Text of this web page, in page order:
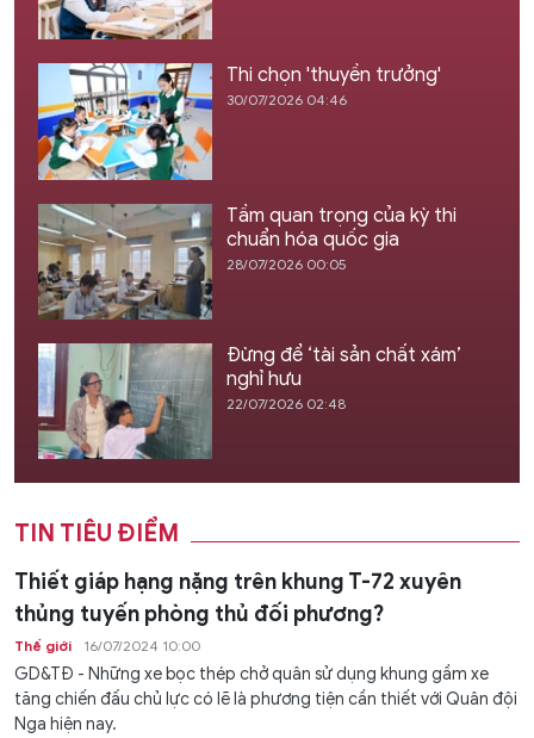
Thi chọn 'thuyền trưởng'
30/07/2026 04:46
Tầm quan trọng của kỳ thi
chuẩn hóa quốc gia
28/07/2026 00:05
Đừng để ‘tài sản chất xám’
nghỉ hưu
22/07/2026 02:48
TIN TIÊU ĐIỂM
Thiết giáp hạng nặng trên khung T-72 xuyên
thủng tuyến phòng thủ đối phương?
Thế giới 16/07/2024 10:00
GD&TĐ - Những xe bọc thép chở quân sử dụng khung gầm xe
tăng chiến đấu chủ lực có lẽ là phương tiện cần thiết với Quân đội
Nga hiện nay.